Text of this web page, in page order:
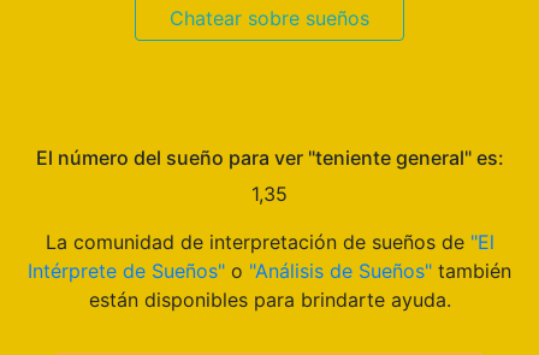
Chatear sobre sueños
El número del sueño para ver "teniente general" es:
1,35
La comunidad de interpretación de sueños de "El
Intérprete de Sueños" o "Análisis de Sueños" también
están disponibles para brindarte ayuda.